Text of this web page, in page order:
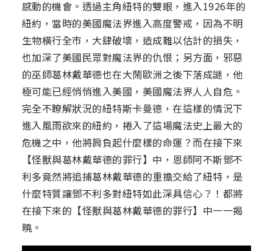
感動的機會。透過主角紐特的雙眼，進入1926年的
紐約，當時的美國魔法界進入高度警戒，因為不明
生物橫行全市，大肆破壞，造成難以估計的損失，
也加深了美國民眾對魔法界的仇恨；另方面，邪惡
的巫師葛林戴華德也在大鬧歐洲之後下落成謎，他
極可能已經悄悄進入美國，美國魔法界人人自危。
完全不瞭解狀況的紐特斯卡曼德，在這樣的情況下
進入風雨欲來的紐約，捲入了這場魔法史上最大的
危機之中，他將肩負起什麼樣的命運？而在接下來
【怪獸與葛林戴華德的罪行】中，恩師阿不斯鄧不
利多竟然將追捕葛林戴華德的重擔交給了紐特，是
什麼特質讓鄧不利多對紐特如此深具信心？！都將
在接下來的【怪獸與葛林戴華德的罪行】中一一揭
曉。